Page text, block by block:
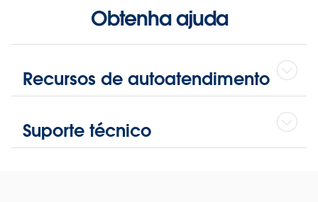
Obtenha ajuda
Recursos de autoatendimento
Suporte técnico